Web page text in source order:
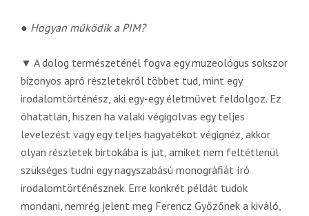
● Hogyan működik a PIM?
▼ A dolog természeténél fogva egy muzeológus sokszor
bizonyos apró részletekről többet tud, mint egy
irodalomtörténész, aki egy-egy életművet feldolgoz. Ez
óhatatlan, hiszen ha valaki végigolvas egy teljes
levelezést vagy egy teljes hagyatékot végignéz, akkor
olyan részletek birtokába is jut, amiket nem feltétlenül
szükséges tudni egy nagyszabású monográfiát író
irodalomtörténésznek. Erre konkrét példát tudok
mondani, nemrég jelent meg Ferencz Győzőnek a kiváló,